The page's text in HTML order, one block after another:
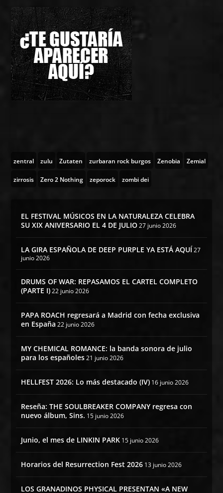
zentral zulu Zutaten zurbaran rock burgos Zenobia Zemial
zirrosis Zero 2 Nothing zeporock zombi dei
EL FESTIVAL MÚSICOS EN LA NATURALEZA CELEBRA
SU XIX ANIVERSARIO EL 4 DE JULIO 27 junio 2026
LA GIRA ESPAÑOLA DE DEEP PURPLE YA ESTÁ AQUÍ27
junio 2026
DRUMS OF WAR: REPASAMOS EL CARTEL COMPLETO
(PARTE I) 22 junio 2026
PAPA ROACH regresará a Madrid con fecha exclusiva
en España 22 junio 2026
MY CHEMICAL ROMANCE: la banda sonora de julio
para los españoles 21 junio 2026
HELLFEST 2026: Lo más destacado (IV) 16 junio 2026
Reseña: THE SOULBREAKER COMPANY regresa con
nuevo álbum, Sins. 15 junio 2026
Junio, el mes de LINKIN PARK 15 junio 2026
Horarios del Resurrection Fest 2026 13 junio 2026
LOS GRANADINOS PHYSICAL PRESENTAN «A NEW